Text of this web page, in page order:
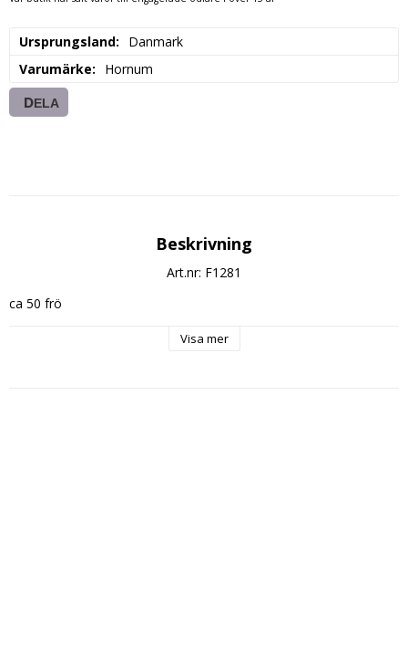
Ursprungsland
Danmark
Varumärke
Hornum
DELA
Beskrivning
Art.nr: F1281
ca 50 frö
Visa mer